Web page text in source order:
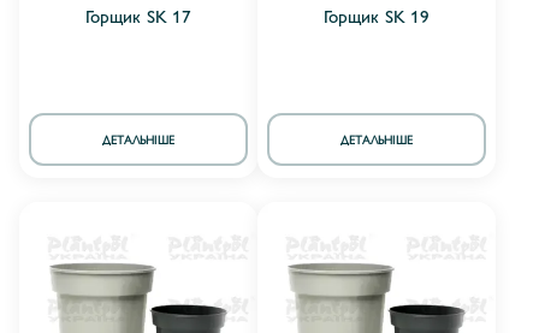
Горщик SK 17
ДЕТАЛЬНІШЕ
Горщик SK 19
ДЕТАЛЬНІШЕ